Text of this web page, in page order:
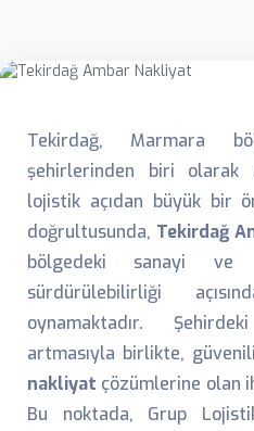
Tekirdağ, Marmara
şehirlerinden biri olarak
lojistik açıdan büyük bir
doğrultusunda, Tekirdağ
bölgedeki sanayi ve
sürdürülebilirliği
oynamaktadır.
artmasıyla birlikte,
nakliyat çözümlerine olan
Bu noktada, Grup